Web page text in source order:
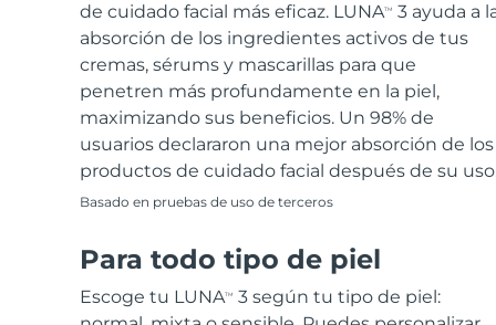
de cuidado facial más eficaz. LUNATM
3 ayuda a
absorción de los ingredientes activos de tus
cremas, sérums y mascarillas para que
penetren más profundamente en la piel,
maximizando sus beneficios. Un 98% de
usuarios declararon una mejor absorción de los
productos de cuidado facial después de su
Basado en pruebas de uso de terceros
Para todo tipo de piel
Escoge tu LUNATM
3 según tu tipo de piel: